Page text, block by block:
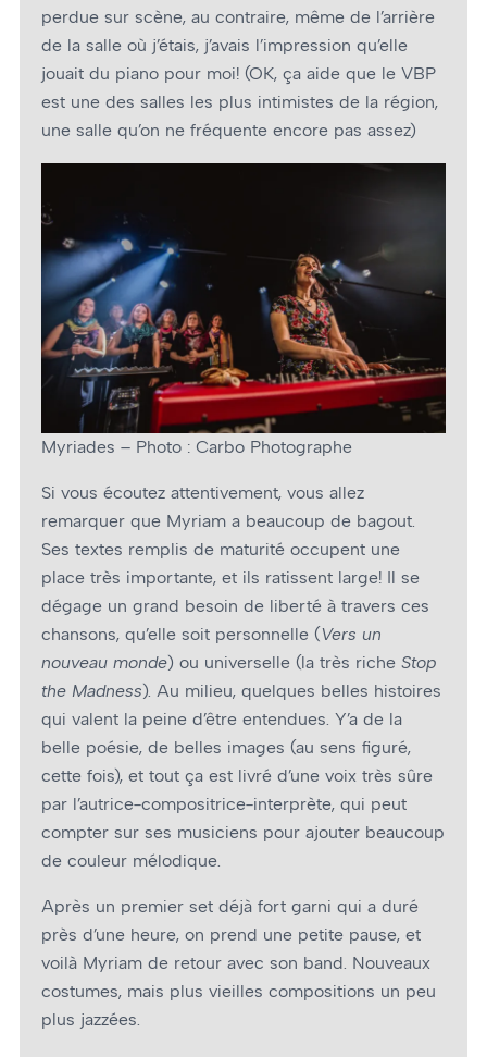
perdue sur scène, au contraire, même de l’arrière
de la salle où j’étais, j’avais l’impression qu’elle
jouait du piano pour moi! (OK, ça aide que le VBP
est une des salles les plus intimistes de la région,
une salle qu’on ne fréquente encore pas assez)
Myriades – Photo : Carbo Photographe
Si vous écoutez attentivement, vous allez
remarquer que Myriam a beaucoup de bagout.
Ses textes remplis de maturité occupent une
place très importante, et ils ratissent large! Il se
dégage un grand besoin de liberté à travers ces
chansons, qu’elle soit personnelle (Vers un
nouveau monde) ou universelle (la très riche Stop
the Madness). Au milieu, quelques belles histoires
qui valent la peine d’être entendues. Y’a de la
belle poésie, de belles images (au sens figuré,
cette fois), et tout ça est livré d’une voix très sûre
par l’autrice-compositrice-interprète, qui peut
compter sur ses musiciens pour ajouter beaucoup
de couleur mélodique.
Après un premier set déjà fort garni qui a duré
près d’une heure, on prend une petite pause, et
voilà Myriam de retour avec son band. Nouveaux
costumes, mais plus vieilles compositions un peu
plus jazzées.